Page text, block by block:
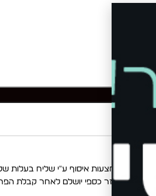
. החזר כספי יושלם לאחר קבלת